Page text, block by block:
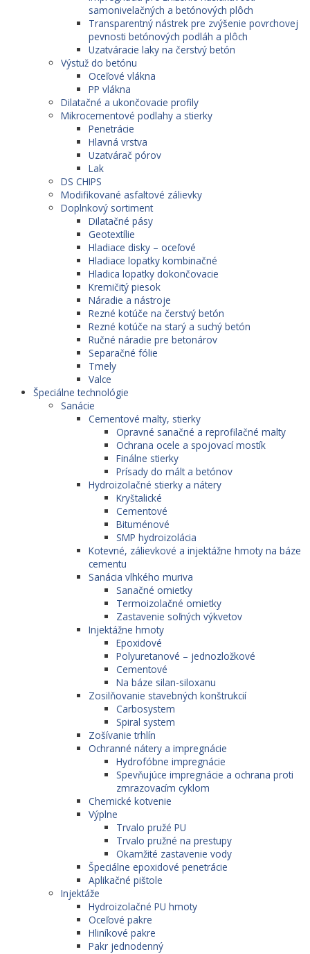
samonivelačných a betónových plôch
Transparentný nástrek pre zvýšenie povrchovej
pevnosti betónových podláh a plôch
Uzatváracie laky na čerstvý betón
Výstuž do betónu
Oceľové vlákna
PP vlákna
Dilatačné a ukončovacie profily
Mikrocementové podlahy a stierky
Penetrácie
Hlavná vrstva
Uzatvárač pórov
Lak
DS CHIPS
Modifikované asfaltové zálievky
Doplnkový sortiment
Dilatačné pásy
Geotextílie
Hladiace disky – oceľové
Hladiace lopatky kombinačné
Hladica lopatky dokončovacie
Kremičitý piesok
Náradie a nástroje
Rezné kotúče na čerstvý betón
Rezné kotúče na starý a suchý betón
Ručné náradie pre betonárov
Separačné fólie
Tmely
Valce
Špeciálne technológie
Sanácie
Cementové malty, stierky
Opravné sanačné a reprofilačné malty
Ochrana ocele a spojovací mostík
Finálne stierky
Prísady do mált a betónov
Hydroizolačné stierky a nátery
Kryštalické
Cementové
Bituménové
SMP hydroizolácia
Kotevné, zálievkové a injektážne hmoty na báze
cementu
Sanácia vlhkého muriva
Sanačné omietky
Termoizolačné omietky
Zastavenie soľných výkvetov
Injektážne hmoty
Epoxidové
Polyuretanové – jednozložkové
Cementové
Na báze silan-siloxanu
Zosilňovanie stavebných konštrukcií
Carbosystem
Spiral system
Zošívanie trhlín
Ochranné nátery a impregnácie
Hydrofóbne impregnácie
Spevňujúce impregnácie a ochrana proti
zmrazovacím cyklom
Chemické kotvenie
Výplne
Trvalo pružé PU
Trvalo pružné na prestupy
Okamžité zastavenie vody
Špeciálne epoxidové penetrácie
Aplikačné pištole
Injektáže
Hydroizolačné PU hmoty
Oceľové pakre
Hliníkové pakre
Pakr jednodenný